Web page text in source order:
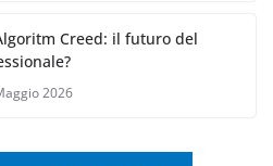
Creed: il futuro del
2026